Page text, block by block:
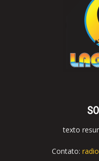
texto
Contato: